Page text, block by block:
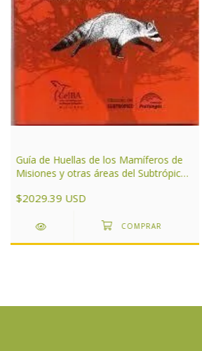
Guía de Huellas de los Mamíferos de
Misiones y otras áreas del Subtrópico
$2029.39 USD